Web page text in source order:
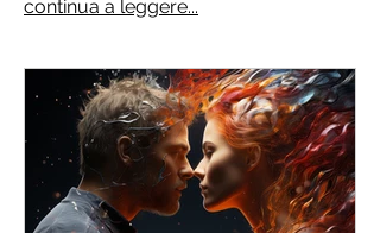
continua a leggere...